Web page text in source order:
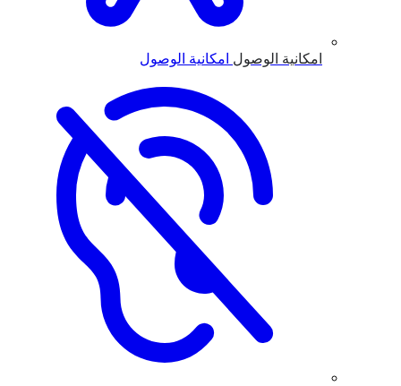
امكانية الوصول امكانية الوصول